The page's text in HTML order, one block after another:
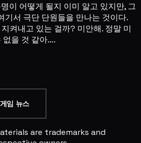
이 어떻게 될지 이미 알고 있지만, 그
기서 극단 단원들을 만나는 것이다.
켜내고 있는 걸까? 미안해. 정말 미
없을 것 같아….
게임 뉴스
are trademarks and